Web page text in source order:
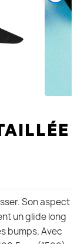
Son aspect
un glide long
bumps. Avec